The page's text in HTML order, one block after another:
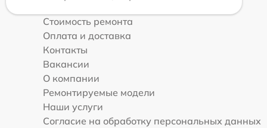
Стоимость ремонта
Оплата и доставка
Контакты
Вакансии
О компании
Ремонтируемые модели
Наши услуги
Согласие на обработку персональных данных